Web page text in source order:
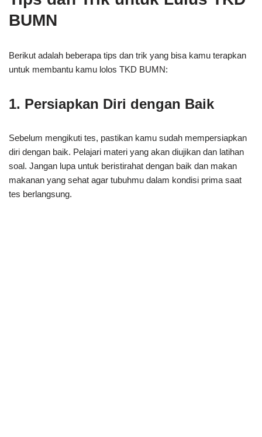
BUMN
Berikut adalah beberapa tips dan trik yang bisa kamu terapkan
untuk membantu kamu lolos TKD BUMN:
1. Persiapkan Diri dengan Baik
Sebelum mengikuti tes, pastikan kamu sudah mempersiapkan
diri dengan baik. Pelajari materi yang akan diujikan dan latihan
soal. Jangan lupa untuk beristirahat dengan baik dan makan
makanan yang sehat agar tubuhmu dalam kondisi prima saat
tes berlangsung.